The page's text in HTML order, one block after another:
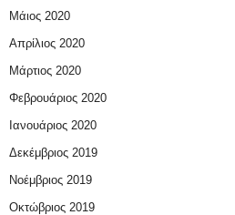
Μάιος 2020
Απρίλιος 2020
Μάρτιος 2020
Φεβρουάριος 2020
Ιανουάριος 2020
Δεκέμβριος 2019
Νοέμβριος 2019
Οκτώβριος 2019